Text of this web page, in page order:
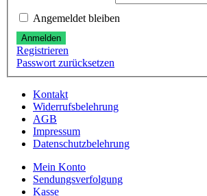
Angemeldet bleiben
Anmelden
Registrieren
Passwort zurücksetzen
Kontakt
Widerrufsbelehrung
AGB
Impressum
Datenschutzbelehrung
Mein Konto
Sendungsverfolgung
Kasse